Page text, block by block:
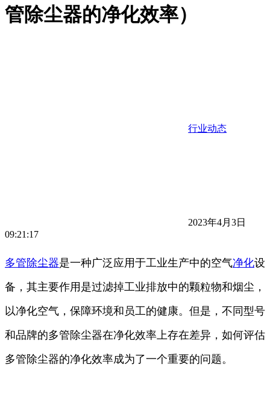
管除尘器的净化效率）
行业动态
2023年4月3日
09:21:17
多管除尘器是一种广泛应用于工业生产中的空气净化设
备，其主要作用是过滤掉工业排放中的颗粒物和烟尘，
以净化空气，保障环境和员工的健康。但是，不同型号
和品牌的多管除尘器在净化效率上存在差异，如何评估
多管除尘器的净化效率成为了一个重要的问题。